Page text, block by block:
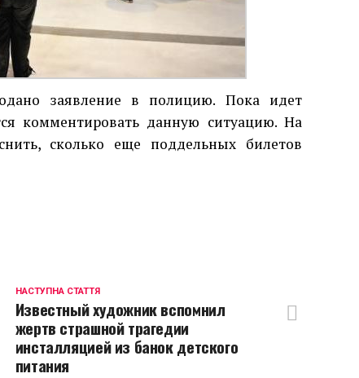
заявление в полицию. Пока идет
комментировать данную ситуацию. На
сколько еще поддельных билетов
НАСТУПНА СТАТТЯ
Известный художник вспомнил
жертв страшной трагедии
инсталляцией из банок детского
питания